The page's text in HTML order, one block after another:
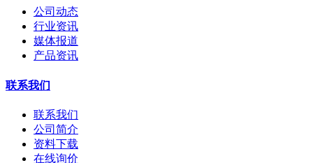
公司动态
行业资讯
媒体报道
产品资讯
联系我们
联系我们
公司简介
资料下载
在线询价